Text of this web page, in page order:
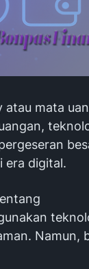
atau mata
era digital.
Namun,